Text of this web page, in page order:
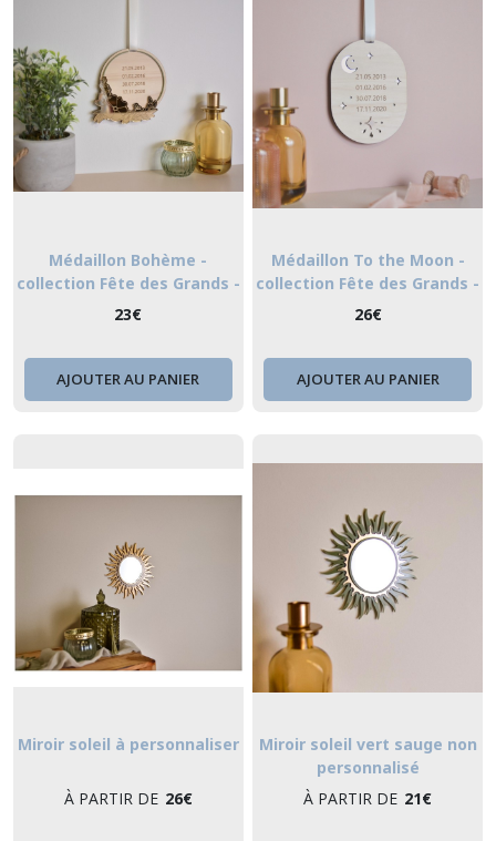
Médaillon Bohème -
collection Fête des Grands -
mères
23€
AJOUTER AU PANIER
Médaillon To the Moon -
collection Fête des Grands -
mères
26€
AJOUTER AU PANIER
Miroir soleil à personnaliser
À PARTIR DE 26€
Miroir soleil vert sauge non
personnalisé
À PARTIR DE 21€